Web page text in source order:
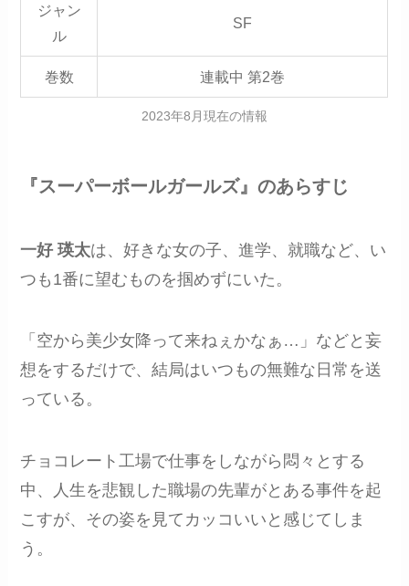
ジャン
ル
SF
巻数 連載中 第2巻
2023年8月現在の情報
『スーパーボールガールズ』のあらすじ
一好 瑛太は、好きな女の子、進学、就職など、い
つも1番に望むものを掴めずにいた。
「空から美少女降って来ねぇかなぁ…」などと妄
想をするだけで、結局はいつもの無難な日常を送
っている。
チョコレート工場で仕事をしながら悶々とする
中、人生を悲観した職場の先輩がとある事件を起
こすが、その姿を見てカッコいいと感じてしま
う。